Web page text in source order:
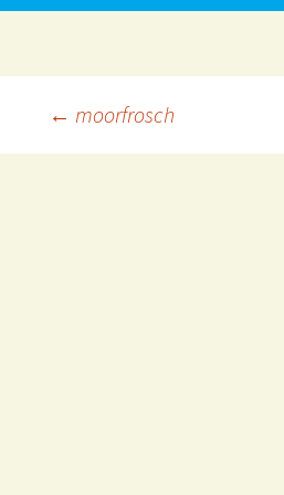
Beitragsnavigation
← moorfrosch